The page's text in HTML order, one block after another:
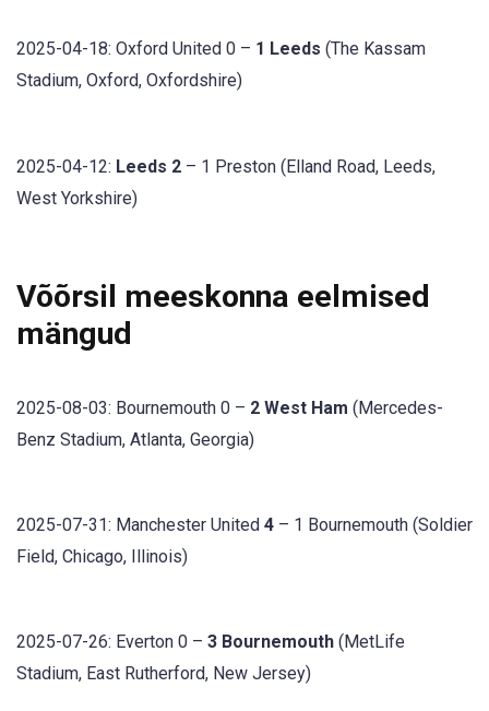
2025-04-18: Oxford United 0 – 1 Leeds (The Kassam
Stadium, Oxford, Oxfordshire)
2025-04-12: Leeds 2 – 1 Preston (Elland Road, Leeds,
West Yorkshire)
Võõrsil meeskonna eelmised
mängud
2025-08-03: Bournemouth 0 – 2 West Ham (Mercedes-
Benz Stadium, Atlanta, Georgia)
2025-07-31: Manchester United 4 – 1 Bournemouth (Soldier
Field, Chicago, Illinois)
2025-07-26: Everton 0 – 3 Bournemouth (MetLife
Stadium, East Rutherford, New Jersey)